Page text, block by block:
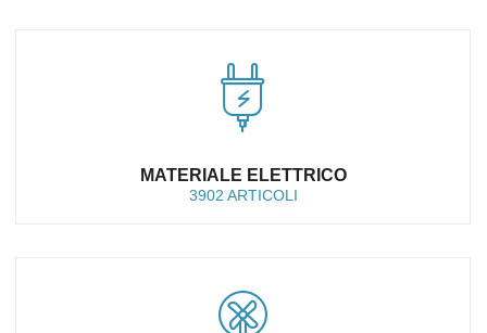
MATERIALE ELETTRICO
3902 ARTICOLI